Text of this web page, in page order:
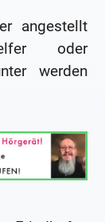
angestellt
oder
werden